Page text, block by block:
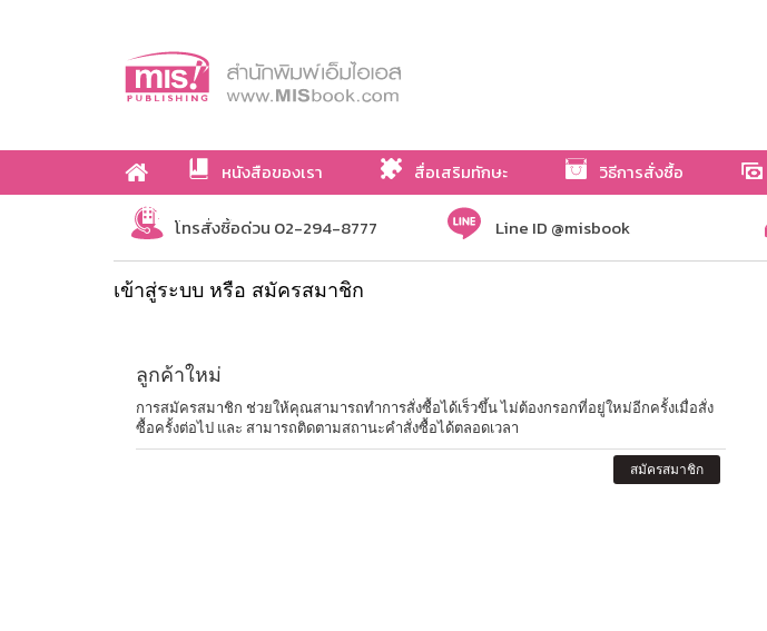
หนังสือของเรา สื่อเสริมทักษะ วิธีการสั่งซื้อ
เกี่ยวกับเรา
โทรสั่งซื้อด่วน 02-294-8777 Line ID @misbook
เข้าสู่ระบบ หรือ สมัครสมาชิก
ลูกค้าใหม่
การสมัครสมาชิก ช่วยให้คุณสามารถทำการสั่งซื้อได้เร็วขึ้น ไม่ต้องกรอกที่อยู่ใหม่อีกครั้งเมื่อสั่ง
ซื้อครั้งต่อไป และ สามารถติดตามสถานะคำสั่งซื้อได้ตลอดเวลา
สมัครสมาชิก